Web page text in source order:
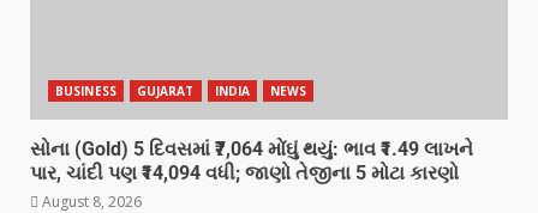
BUSINESS GUJARAT INDIA NEWS
સોના (Gold) 5 દિવસમાં ₹7,064 મોંઘું થયું: ભાવ ₹1.49 લાખને
પાર, ચાંદી પણ ₹14,094 વધી; જાણો તેજીના 5 મોટા કારણો
August 8, 2026